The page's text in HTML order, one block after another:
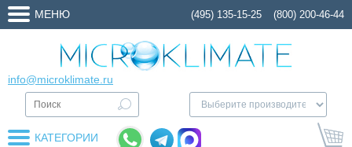
МЕНЮ (495) 135-15-25 (800) 200-46-44
info@microklimate.ru
КАТЕГОРИИ